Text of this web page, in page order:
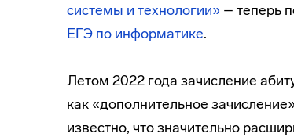
системы и технологии» – теперь
ЕГЭ по информатике.
Летом 2022 года зачисление
как «дополнительное
известно, что значительно